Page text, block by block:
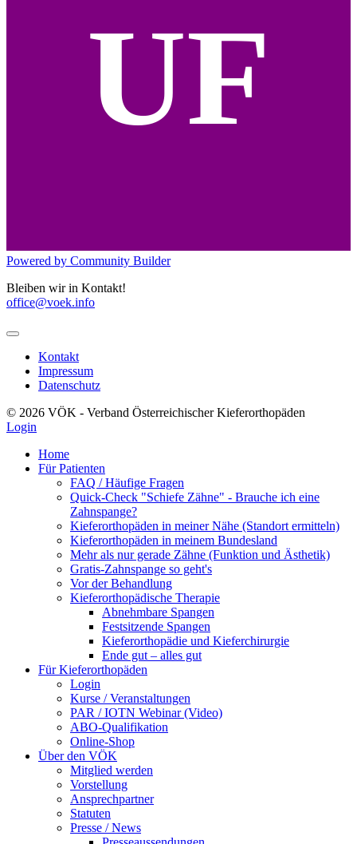
UF
Powered by Community Builder
Bleiben wir in Kontakt!
office@voek.info
Kontakt
Impressum
Datenschutz
© 2026 VÖK - Verband Österreichischer Kieferorthopäden
Login
Home
Für Patienten
FAQ / Häufige Fragen
Quick-Check "Schiefe Zähne" - Brauche ich eine
Zahnspange?
Kieferorthopäden in meiner Nähe (Standort ermitteln)
Kieferorthopäden in meinem Bundesland
Mehr als nur gerade Zähne (Funktion und Ästhetik)
Gratis-Zahnspange so geht's
Vor der Behandlung
Kieferorthopädische Therapie
Abnehmbare Spangen
Festsitzende Spangen
Kieferorthopädie und Kieferchirurgie
Ende gut – alles gut
Für Kieferorthopäden
Login
Kurse / Veranstaltungen
PAR / IOTN Webinar (Video)
ABO-Qualifikation
Online-Shop
Über den VÖK
Mitglied werden
Vorstellung
Ansprechpartner
Statuten
Presse / News